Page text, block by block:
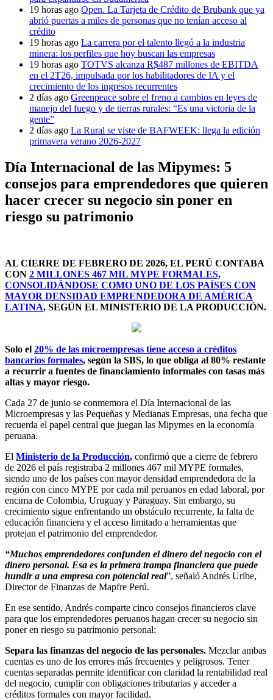
19 horas ago Open. La Tarjeta de Crédito de Brubank que ya
abrió puertas a miles de personas que no tenían acceso al
crédito
19 horas ago La carrera por el talento llegó a la industria
minera: los perfiles que hoy buscan las empresas
19 horas ago TOTVS alcanza R$487 millones de EBITDA
en el 2T26, impulsada por los habilitadores de IA y el
crecimiento de los ingresos recurrentes
2 días ago Greenpeace sobre el freno a cambios en leyes de
manejo del fuego y de tierras rurales: “Es una victoria de la
gente”
2 días ago La Rural se viste de BAFWEEK: llega la edición
primavera verano 2026-2027
Día Internacional de las Mipymes: 5
consejos para emprendedores que quieren
hacer crecer su negocio sin poner en
riesgo su patrimonio
AL CIERRE DE FEBRERO DE 2026, EL PERÚ CONTABA
CON 2 MILLONES 467 MIL MYPE FORMALES,
CONSOLIDÁNDOSE COMO UNO DE LOS PAÍSES CON
MAYOR DENSIDAD EMPRENDEDORA DE AMÉRICA
LATINA, SEGÚN EL MINISTERIO DE LA PRODUCCIÓN.
Solo el 20% de las microempresas tiene acceso a créditos
bancarios formales, según la SBS, lo que obliga al 80% restante
a recurrir a fuentes de financiamiento informales con tasas más
altas y mayor riesgo.
Cada 27 de junio se conmemora el Día Internacional de las
Microempresas y las Pequeñas y Medianas Empresas, una fecha que
recuerda el papel central que juegan las Mipymes en la economía
peruana.
El Ministerio de la Producción, confirmó que a cierre de febrero
de 2026 el país registraba 2 millones 467 mil MYPE formales,
siendo uno de los países con mayor densidad emprendedora de la
región con cinco MYPE por cada mil peruanos en edad laboral, por
encima de Colombia, Uruguay y Paraguay. Sin embargo, su
crecimiento sigue enfrentando un obstáculo recurrente, la falta de
educación financiera y el acceso limitado a herramientas que
protejan el patrimonio del emprendedor.
“Muchos emprendedores confunden el dinero del negocio con el
dinero personal. Esa es la primera trampa financiera que puede
hundir a una empresa con potencial real”, señaló Andrés Uribe,
Director de Finanzas de Mapfre Perú.
En ese sentido, Andrés comparte cinco consejos financieros clave
para que los emprendedores peruanos hagan crecer su negocio sin
poner en riesgo su patrimonio personal:
Separa las finanzas del negocio de las personales. Mezclar ambas
cuentas es uno de los errores más frecuentes y peligrosos. Tener
cuentas separadas permite identificar con claridad la rentabilidad real
del negocio, cumplir con obligaciones tributarias y acceder a
créditos formales con mayor facilidad.